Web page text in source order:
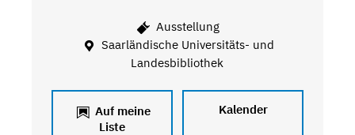
Ausstellung
Saarländische Universitäts- und
Landesbibliothek
Auf meine
Liste
Kalender